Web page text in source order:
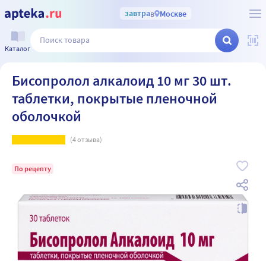
завтрав Москве
Каталог
Бисопролол алкалоид 10 мг 30 шт.
таблетки, покрытые пленочной
оболочкой
(4отзыва)
По рецепту